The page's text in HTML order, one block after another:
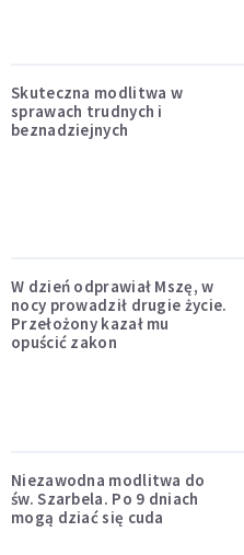
Skuteczna modlitwa w
sprawach trudnych i
beznadziejnych
W dzień odprawiał Mszę, w
nocy prowadził drugie życie.
Przełożony kazał mu
opuścić zakon
Niezawodna modlitwa do
św. Szarbela. Po 9 dniach
mogą dziać się cuda